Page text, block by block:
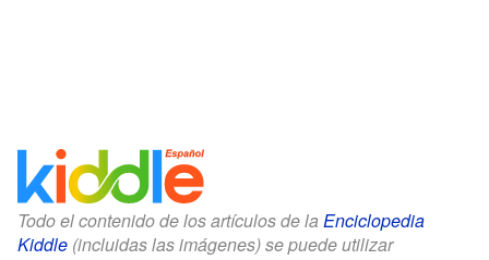
Todo el contenido de los artículos de la Enciclopedia
Kiddle (incluidas las imágenes) se puede utilizar